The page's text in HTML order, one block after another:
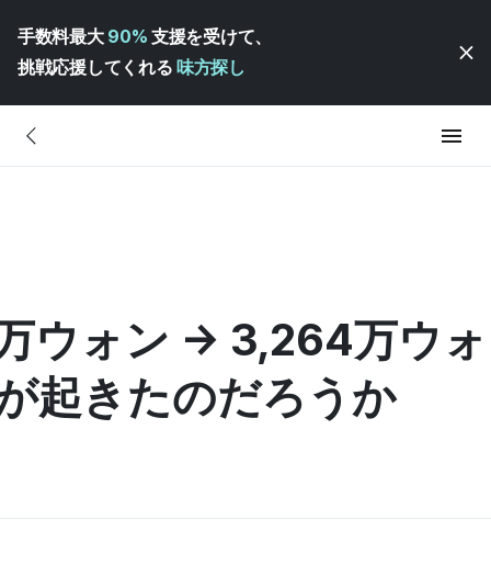
手数料最大 90% 支援を受けて、
挑戦応援してくれる 味方探し
ウォン → 3,264万ウ
起きたのだろうか